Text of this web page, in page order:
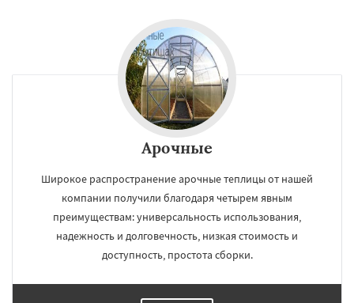
Арочные
Широкое распространение арочные теплицы от нашей
компании получили благодаря четырем явным
преимуществам: универсальность использования,
надежность и долговечность, низкая стоимость и
доступность, простота сборки.